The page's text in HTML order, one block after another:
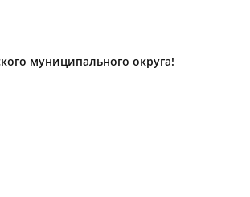
муниципального округа!